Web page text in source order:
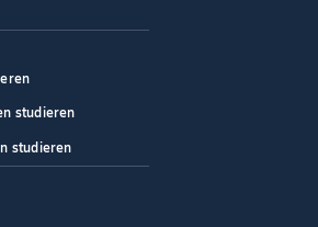
studieren
studieren